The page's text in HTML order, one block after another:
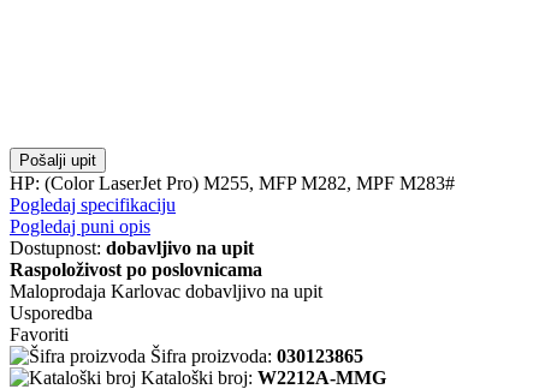
Pošalji upit
HP: (Color LaserJet Pro) M255, MFP M282, MPF M283#
Pogledaj specifikaciju
Pogledaj puni opis
Dostupnost: dobavljivo na upit
Raspoloživost po poslovnicama
Maloprodaja Karlovac dobavljivo na upit
Usporedba
Favoriti
Šifra proizvoda: 030123865
Kataloški broj: W2212A-MMG